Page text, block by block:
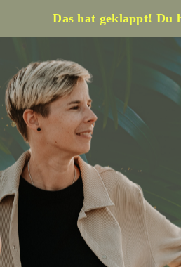
Das hat geklappt! Du